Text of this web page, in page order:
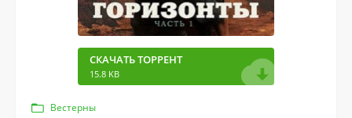
СКАЧАТЬ ТОРРЕНТ
15.8 KB
Вестерны